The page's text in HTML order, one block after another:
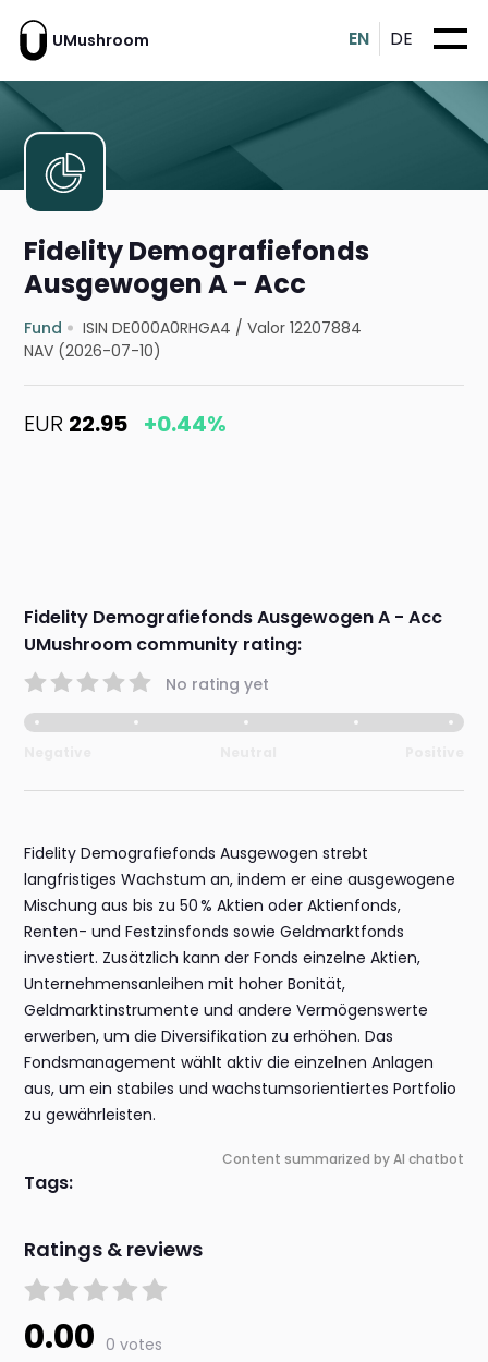
UMushroom EN DE
Fidelity Demografiefonds
Ausgewogen A - Acc
Fund ISIN DE000A0RHGA4 /Valor 12207884
NAV (2026-07-10)
EUR 22.95 +0.44%
Fidelity Demografiefonds Ausgewogen A - Acc
UMushroom community rating:
No rating yet
Fidelity Demografiefonds Ausgewogen strebt
langfristiges Wachstum an, indem er eine ausgewogene
Mischung aus bis zu 50 % Aktien oder Aktienfonds,
Renten- und Festzinsfonds sowie Geldmarktfonds
investiert. Zusätzlich kann der Fonds einzelne Aktien,
Unternehmensanleihen mit hoher Bonität,
Geldmarktinstrumente und andere Vermögenswerte
erwerben, um die Diversifikation zu erhöhen. Das
Fondsmanagement wählt aktiv die einzelnen Anlagen
aus, um ein stabiles und wachstumsorientiertes Portfolio
zu gewährleisten.
Content summarized by AI chatbot
Tags:
Ratings & reviews
0.00 0 votes